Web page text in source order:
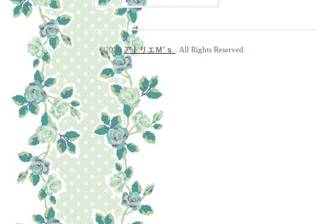
©2026アトリエＭ’ｓ . All Rights Reserved.